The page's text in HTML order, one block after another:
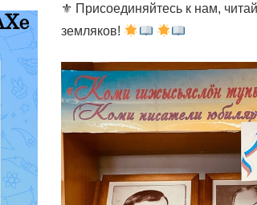
⚜ Присоединяйтесь к нам,
земляков!